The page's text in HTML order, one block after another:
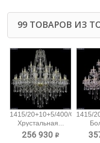
99 ТОВАРОВ ИЗ
1415/20+10+5/400/G
Хрустальная...
256 930 ₽
1415/